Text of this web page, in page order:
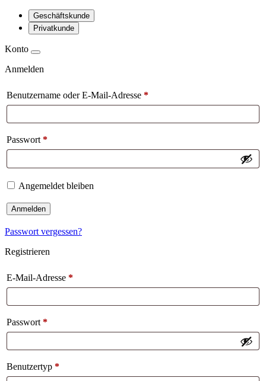
Geschäftskunde
Privatkunde
Konto
Anmelden
Benutzername oder E-Mail-Adresse *
Passwort *
Angemeldet bleiben
Anmelden
Passwort vergessen?
Registrieren
E-Mail-Adresse *
Passwort *
Benutzertyp *